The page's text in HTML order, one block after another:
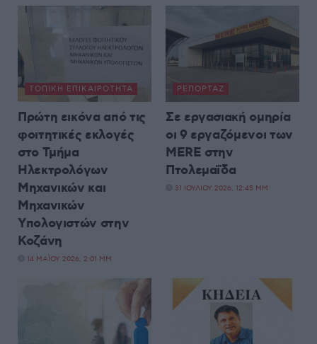
ΤΟΠΙΚΉ ΕΠΙΚΑΙΡΌΤΗΤΑ
Πρώτη εικόνα από τις
φοιτητικές εκλογές
στο Τμήμα
Ηλεκτρολόγων
Μηχανικών και
Μηχανικών
Υπολογιστών στην
Κοζάνη
14 ΜΑΪ́ΟΥ 2026, 2:01 ΜΜ
ΡΕΠΟΡΤΆΖ
Σε εργασιακή ομηρία
οι 9 εργαζόμενοι των
MERE στην
Πτολεμαΐδα
31 ΙΟΥΛΊΟΥ 2026, 12:45 ΜΜ